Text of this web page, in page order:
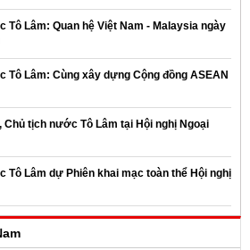
Tô Lâm: Quan hệ Việt Nam - Malaysia ngày
Tô Lâm: Cùng xây dựng Cộng đồng ASEAN
Chủ tịch nước Tô Lâm tại Hội nghị Ngoại
Tô Lâm dự Phiên khai mạc toàn thể Hội nghị